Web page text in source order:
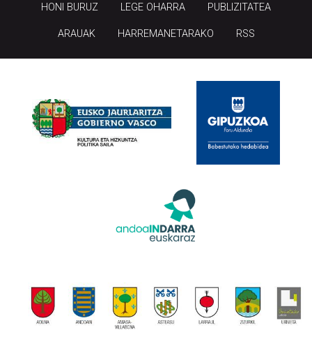
HONI BURUZ LEGE OHARRA PUBLIZITATEA
ARAUAK HARREMANETARAKO RSS